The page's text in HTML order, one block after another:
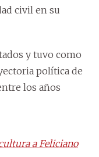
civil en su
y tuvo como
política de
los años
a Feliciano